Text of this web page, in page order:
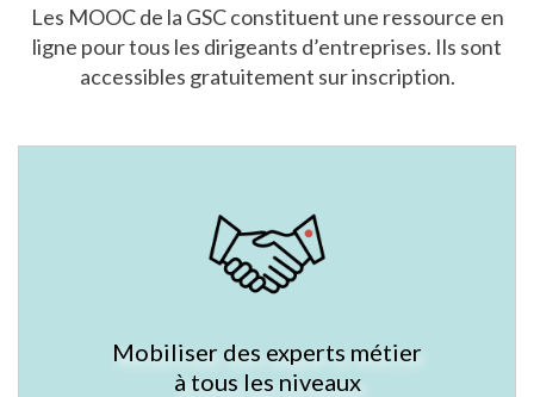
Les MOOC de la GSC constituent une ressource en
ligne pour tous les dirigeants d’entreprises. Ils sont
accessibles gratuitement sur inscription.
Mobiliser des experts métier
à tous les niveaux